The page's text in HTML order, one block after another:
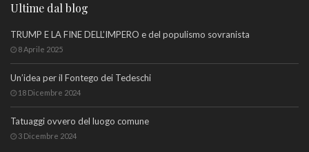
Ultime dal blog
TRUMP E LA FINE DELL’IMPERO e del populismo sovranista
8 Aprile 2025
Un’idea per il Fontego dei Tedeschi
18 Dicembre 2024
Tatuaggi ovvero del luogo comune
3 Dicembre 2024